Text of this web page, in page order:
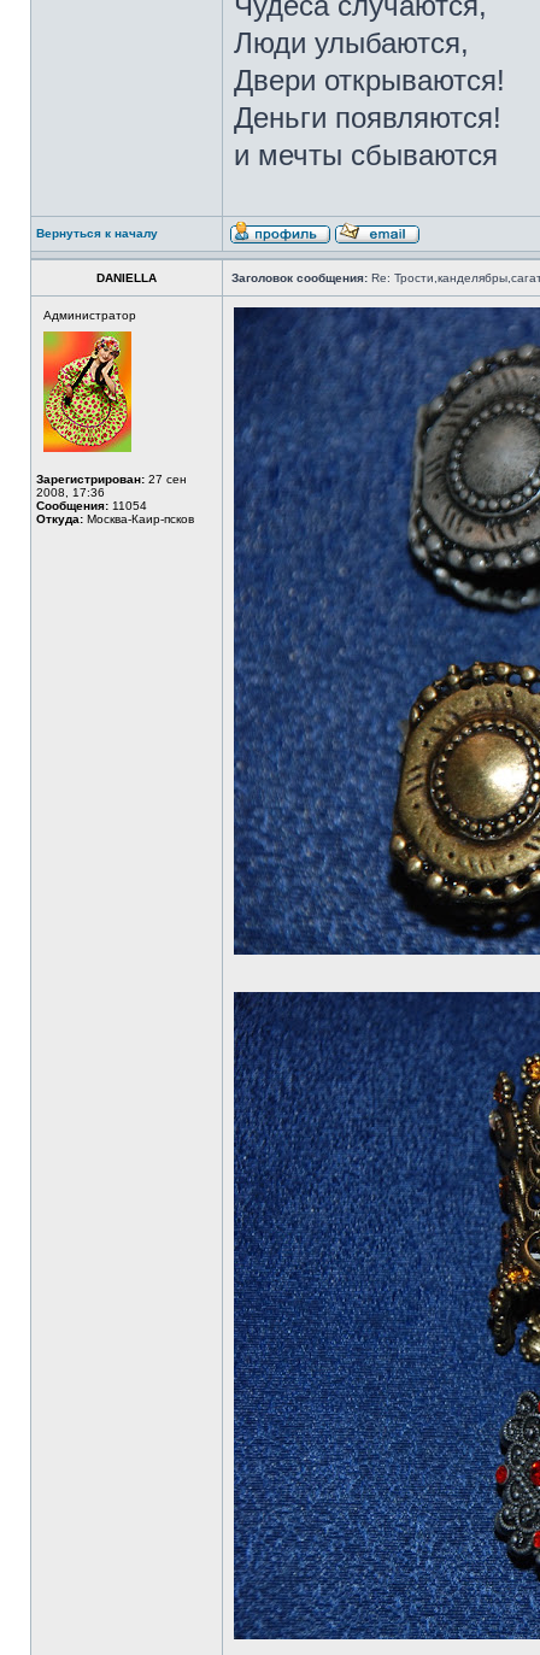
Люди улыбаются,
Двери открываются!
Деньги появляются!
и мечты сбываются
Вернуться к началу
DANIELLA Заголовок сообщения: Re:
Администратор
Зарегистрирован: 27 сен
2008, 17:36
Сообщения: 11054
Откуда: Москва-Каир-псков